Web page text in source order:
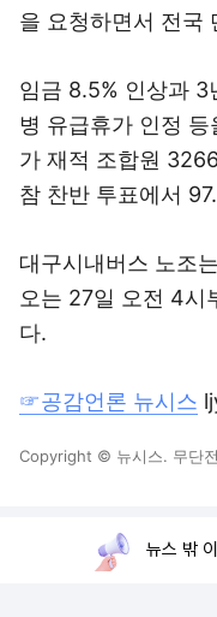
을 요청하면서 전국
임금 8.5% 인상과 3
병 유급휴가 인정
가 재적 조합원
참 찬반 투표에서
대구시내버스 노조
오는 27일 오전 4시
다.
☞공감언론 뉴시스
Copyright © 뉴시스. 무단
뉴스 밖